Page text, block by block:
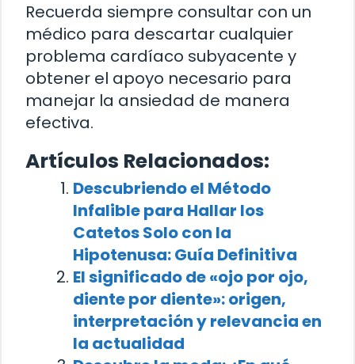
Recuerda siempre consultar con un
médico para descartar cualquier
problema cardíaco subyacente y
obtener el apoyo necesario para
manejar la ansiedad de manera
efectiva.
Artículos Relacionados:
Descubriendo el Método
Infalible para Hallar los
Catetos Solo con la
Hipotenusa: Guía Definitiva
El significado de «ojo por ojo,
diente por diente»: origen,
interpretación y relevancia en
la actualidad